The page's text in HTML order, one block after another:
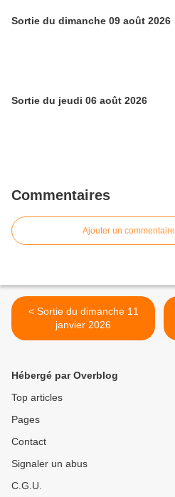
Sortie du dimanche 09 août 2026
Sortie du jeudi 06 août 2026
Commentaires
Ajouter un commentaire
< Sortie du dimanche 11
janvier 2026
Hébergé par Overblog
Top articles
Pages
Contact
Signaler un abus
C.G.U.